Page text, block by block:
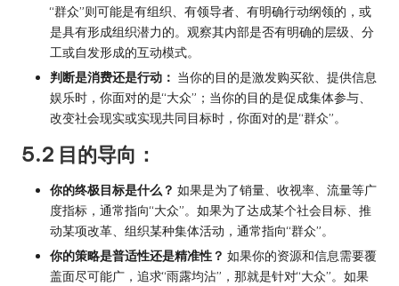
“群众”则可能是有组织、有领导者、有明确行动纲领的，或
是具有形成组织潜力的。观察其内部是否有明确的层级、分
工或自发形成的互动模式。
判断是消费还是行动： 当你的目的是激发购买欲、提供信息
娱乐时，你面对的是“大众”；当你的目的是促成集体参与、
改变社会现实或实现共同目标时，你面对的是“群众”。
5.2 目的导向：
你的终极目标是什么？ 如果是为了销量、收视率、流量等广
度指标，通常指向“大众”。如果为了达成某个社会目标、推
动某项改革、组织某种集体活动，通常指向“群众”。
你的策略是普适性还是精准性？ 如果你的资源和信息需要覆
盖面尽可能广，追求“雨露均沾”，那就是针对“大众”。如果